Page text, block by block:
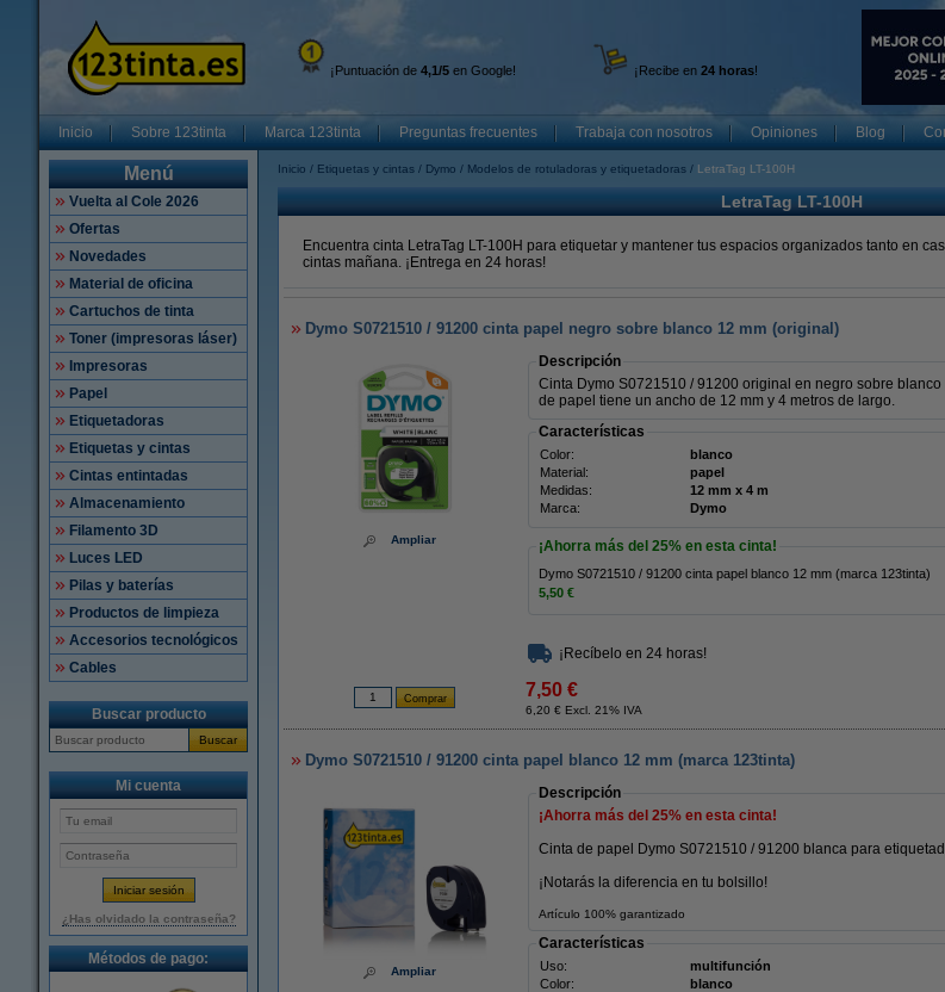
¡Puntuación de 4,1/5 en Google! ¡Recibe en 24 horas!
Inicio Sobre 123tinta Marca 123tinta Preguntas frecuentes Trabaja con nosotros Opiniones Blog
Menú
Vuelta al Cole 2026
Ofertas
Novedades
Material de oficina
Cartuchos de tinta
Toner (impresoras láser)
Impresoras
Papel
Etiquetadoras
Etiquetas y cintas
Cintas entintadas
Almacenamiento
Filamento 3D
Luces LED
Pilas y baterías
Productos de limpieza
Accesorios tecnológicos
Cables
Buscar producto
Buscar
Mi cuenta
¿Has olvidado la contraseña?
Métodos de pago:
Inicio Etiquetas y cintas Dymo Modelos de rotuladoras y etiquetadoras LetraTag LT-100H
LetraTag LT-100H
Encuentra cinta LetraTag LT-100H para etiquetar y mantener tus espacios organizados tanto en
cintas mañana. ¡Entrega en 24 horas!
Dymo S0721510 / 91200 cinta papel negro sobre blanco 12 mm (original)
Ampliar
Descripción
Cinta Dymo S0721510 / 91200 original en negro sobre
de papel tiene un ancho de 12 mm y 4 metros de largo.
Características
Color: blanco
Material:
papel
Medidas:
12 mm x 4 m
Marca:
Dymo
¡Ahorra más del 25% en esta cinta!
Dymo S0721510 / 91200 cinta papel blanco 12 mm (marca 123tinta)
5,50 €
¡Recíbelo en 24 horas!
7,50 €
6,20 € Excl. 21% IVA
Dymo S0721510 / 91200 cinta papel blanco 12 mm (marca 123tinta)
Ampliar
Descripción
¡Ahorra más del 25% en esta cinta!
Cinta de papel Dymo S0721510 / 91200 blanca para
¡Notarás la diferencia en tu bolsillo!
Artículo 100% garantizado
Características
Uso: multifunción
Color:
blanco